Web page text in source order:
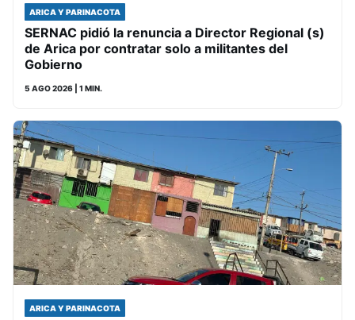
ARICA Y PARINACOTA
SERNAC pidió la renuncia a Director Regional (s)
de Arica por contratar solo a militantes del
Gobierno
5 AGO 2026 | 1 MIN.
ARICA Y PARINACOTA